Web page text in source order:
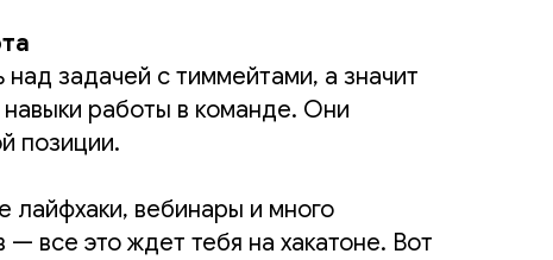
задачей с тиммейтами, а значит
работы в команде. Они
позиции.
лайфхаки, вебинары и много
— все это ждет тебя на хакатоне. Вот